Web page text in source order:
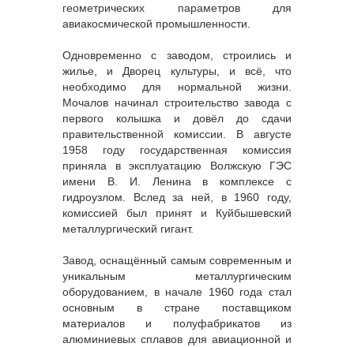
геометрических параметров для
авиакосмической промышленности.
Одновременно с заводом, строились и
жилье, и Дворец культуры, и всё, что
необходимо для нормальной жизни.
Мочалов начинал строительство завода с
первого колышка и довёл до сдачи
правительственной комиссии. В августе
1958 году государственная комиссия
приняла в эксплуатацию Волжскую ГЭС
имени В. И. Ленина в комплексе с
гидроузлом. Вслед за ней, в 1960 году,
комиссией был принят и Куйбышевский
металлургический гигант.
Завод, оснащённый самым современным и
уникальным металлургическим
оборудованием, в начале 1960 года стал
основным в стране поставщиком
материалов и полуфабрикатов из
алюминиевых сплавов для авиационной и